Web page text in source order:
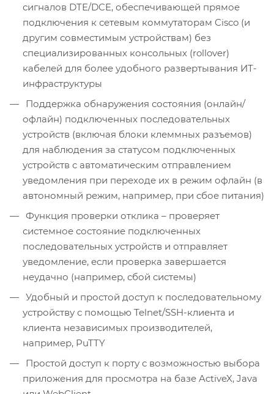
сигналов DTE/DCE, обеспечивающей прямое
подключения к сетевым коммутаторам Cisco (и
другим совместимым устройствам) без
специализированных консольных (rollover)
кабелей для более удобного развертывания ИТ-
инфраструктуры
Поддержка обнаружения состояния (онлайн/
офлайн) подключенных последовательных
устройств (включая блоки клеммных разъемов)
для наблюдения за статусом подключенных
устройств с автоматическим отправлением
уведомления при переходе их в режим офлайн (в
автономный режим, например, при сбое питания)
Функция проверки отклика – проверяет
системное состояние подключенных
последовательных устройств и отправляет
уведомление, если проверка завершается
неудачно (например, сбой системы)
Удобный и простой доступ к последовательному
устройству с помощью Telnet/SSH-клиента и
клиента независимых производителей,
например, PuTTY
Простой доступ к порту с возможностью выбора
приложения для просмотра на базе ActiveX, Java